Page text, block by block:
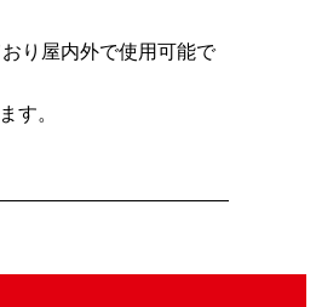
り屋内外で使用可能で
す。